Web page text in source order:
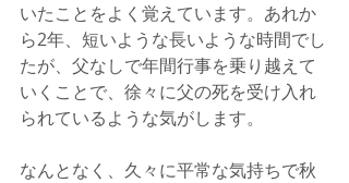
いたことをよく覚えています。あれか
ら2年、短いような長いような時間でし
たが、父なしで年間行事を乗り越えて
いくことで、徐々に父の死を受け入れ
られているような気がします。
なんとなく、久々に平常な気持ちで秋